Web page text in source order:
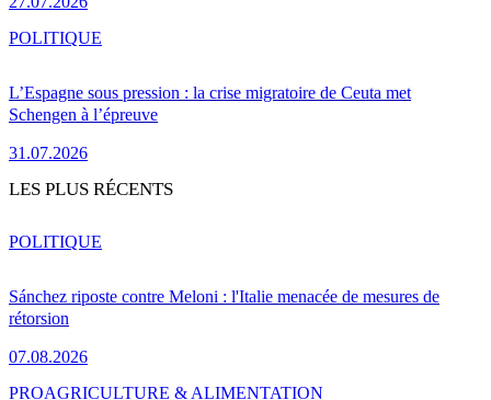
L’Espagne sous pression : la crise migratoire de Ceuta met
Schengen à l’épreuve
31.07.2026
POLITIQUE
LES PLUS RÉCENTS
Sánchez riposte contre Meloni : l'Italie menacée de mesures de
rétorsion
07.08.2026
POLITIQUE
PROAGRICULTURE & ALIMENTATION